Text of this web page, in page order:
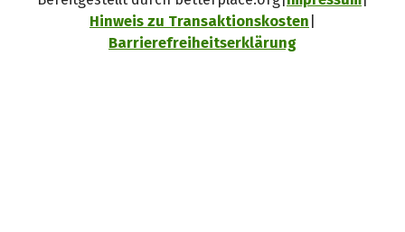
Hinweis zu Transaktionskosten
Barrierefreiheitserklärung